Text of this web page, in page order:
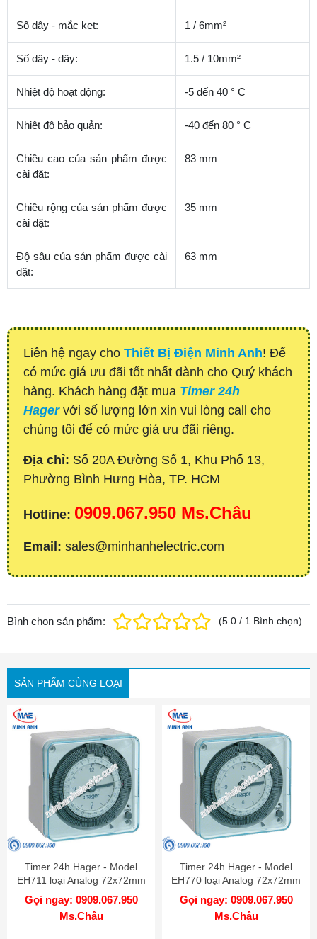
Số dây - mắc kẹt: 1 / 6mm²
Số dây - dây: 1.5 / 10mm²
Nhiệt độ hoạt động: -5 đến 40 ° C
Nhiệt độ bảo quản: -40 đến 80 ° C
Chiều cao của sản phẩm được
cài đặt:
83 mm
Chiều rộng của sản phẩm được
cài đặt:
35 mm
Độ sâu của sản phẩm được cài
đặt:
63 mm
Liên hệ ngay cho Thiết Bị Điện Minh Anh! Để
có mức giá ưu đãi tốt nhất dành cho Quý khách
hàng. Khách hàng đặt mua Timer 24h
Hagervới số lượng lớn xin vui lòng call cho
chúng tôi để có mức giá ưu đãi riêng.
Địa chỉ: Số 20A Đường Số 1, Khu Phố 13,
Phường Bình Hưng Hòa, TP. HCM
Hotline: 0909.067.950 Ms.Châu
Email: sales@minhanhelectric.com
Bình chọn sản phẩm: (5.0 / 1 Bình chọn)
SẢN PHẨM CÙNG LOẠI
Timer 24h Hager - Model
EH711 loại Analog 72x72mm
Gọi ngay: 0909.067.950
Ms.Châu
Timer 24h Hager - Model
EH770 loại Analog 72x72mm
Gọi ngay: 0909.067.950
Ms.Châu